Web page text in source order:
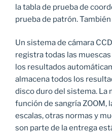
la tabla de prueba de
prueba de patrón.
Un sistema de cámara
registra todas las
los resultados
almacena todos los
disco duro del sistema. La
función de sangría ZOOM,
escalas, otras normas y
son parte de la entrega